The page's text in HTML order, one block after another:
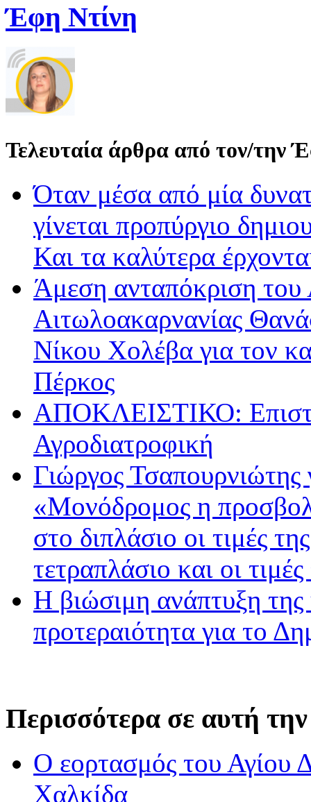
Έφη Ντίνη
Τελευταία άρθρα από τον/την
Όταν μέσα από μία
γίνεται προπύργιο
Και τα καλύτερα
Άμεση ανταπόκριση του
Αιτωλοακαρνανίας
Νίκου Χολέβα για τον
Πέρκος
ΑΠΟΚΛΕΙΣΤΙΚΟ:
Αγροδιατροφική
Γιώργος
«Μονόδρομος η
στο διπλάσιο οι τιμές
τετραπλάσιο και οι
Η βιώσιμη ανάπτυξη της
προτεραιότητα για το
Περισσότερα σε αυτή
Ο εορτασμός του Αγίου
Χαλκίδα